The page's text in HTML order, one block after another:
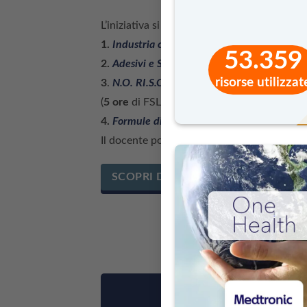
53.359
risorse
L’iniziativa si articola attraverso quattro
1. Industria chimica 21 oredi FSL)
2.Adesivi e Sigillanti, Inchiostri da stampa,
3. N.O. RI.S.CHI. Nozioni Operative per il
(5 ore di FSL)
4. Formule di futuro(7 oredi FSL)
Il docente potrà iscrivere le classi ad uno
SCOPRI DI PIÙ
Per iscrivere le